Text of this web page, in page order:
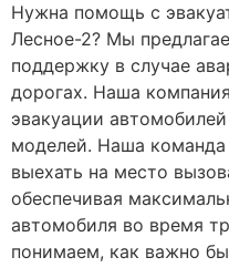
Нужна помощь с
Лесное-2? Мы
поддержку в случае
дорогах. Наша
эвакуации
моделей. Наша команда
выехать на место
обеспечивая
автомобиля во время
понимаем, как важно